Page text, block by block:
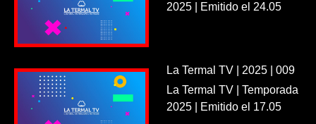
2025 | Emitido el 24.05
La Termal TV | 2025 | 009
La Termal TV | Temporada
2025 | Emitido el 17.05